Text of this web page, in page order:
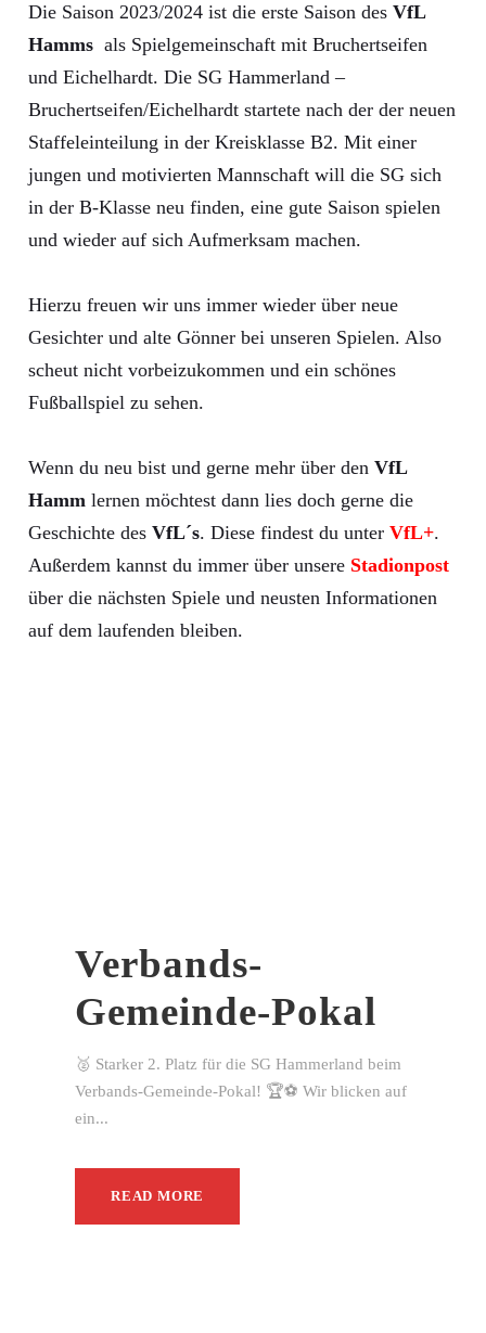
Die Saison 2023/2024 ist die erste Saison des VfL
Hamms als Spielgemeinschaft mit Bruchertseifen
und Eichelhardt. Die SG Hammerland –
Bruchertseifen/Eichelhardt startete nach der der neuen
Staffeleinteilung in der Kreisklasse B2. Mit einer
jungen und motivierten Mannschaft will die SG sich
in der B-Klasse neu finden, eine gute Saison spielen
und wieder auf sich Aufmerksam machen.
Hierzu freuen wir uns immer wieder über neue
Gesichter und alte Gönner bei unseren Spielen. Also
scheut nicht vorbeizukommen und ein schönes
Fußballspiel zu sehen.
Wenn du neu bist und gerne mehr über den VfL
Hamm lernen möchtest dann lies doch gerne die
Geschichte des VfL´s. Diese findest du unter VfL+.
Außerdem kannst du immer über unsere Stadionpost
über die nächsten Spiele und neusten Informationen
auf dem laufenden bleiben.
Verbands-
Gemeinde-Pokal
🥈 Starker 2. Platz für die SG Hammerland beim
Verbands-Gemeinde-Pokal! 🏆⚽ Wir blicken auf
ein...
READ MORE